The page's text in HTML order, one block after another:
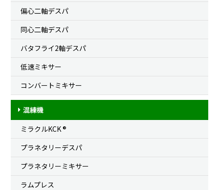
偏心二軸デスパ
同心二軸デスパ
バタフライ2軸デスパ
低速ミキサー
コンバートミキサー
混練機
ミラクルKCK ®
プラネタリーデスパ
プラネタリーミキサー
ラムプレス